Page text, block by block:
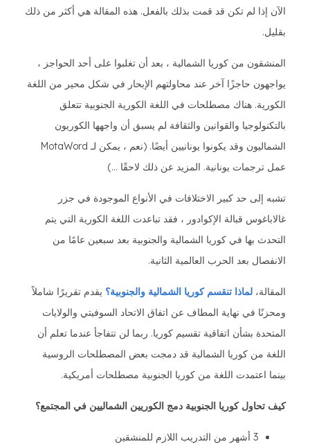
الآن إذا لم تكن قد قمت بذلك بالفعل. هذه المقالة هي أكثر من ذلك
بقليل.
المنشقون من كوريا الشمالية ، بعد أن تغلبوا على أحد الحواجز ،
يواجهون حاجزًا آخر عند محاولتهم الإبحار في شكل محير من اللغة
الكورية. هناك مصطلحات في اللغة الكورية الجنوبية تتعلق
بالتكنولوجيا والقوانين والثقافة لم يسبق أن واجهها الكوريون
الشماليون وقد يكونوا يونانيين أيضًا. (نعم ، يمكن لـ MotaWord
عمل ترجمات يونانية. المزيد عن ذلك لاحقًا ...)
تشبه إلى حد كبير الاختلافات في الأنواع الموجودة في جزر
غالاباغوس قبالة الإكوادور ، فقد تباعدت اللغة الكورية التي يتم
التحدث بها في كوريا الشمالية والجنوبية بعد سبعين عامًا من
الانفصال بعد الحرب العالمية الثانية.
المقالة، لماذا تنقسم كوريا الشمالية والجنوبية؟ يقدم تقريرًا شاملاً
ومحزنًا في نهاية المطاف عن اتفاق الاتحاد السوفيتي والولايات
المتحدة بشأن اتفاقية تقسيم كوريا. ربما لن تتفاجأ عندما تعلم أن
اللغة من كوريا الشمالية قد دمجت بعض المصطلحات الروسية
بينما اعتمدت اللغة من كوريا الجنوبية مصطلحات أمريكية.
كيف تحاول كوريا الجنوبية دمج الكوريين الشماليين في المجتمع؟
3 أشهر من التدريب اللازم للمنشقين